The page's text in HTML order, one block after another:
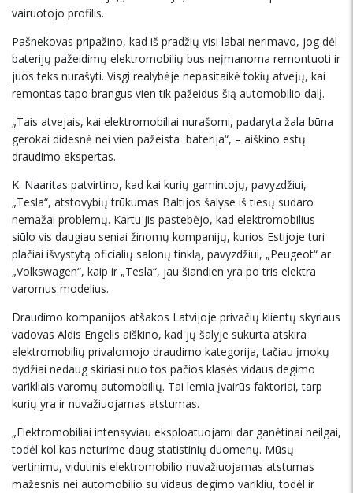
vairuotojo profilis.
Pašnekovas pripažino, kad iš pradžių visi labai nerimavo, jog dėl
baterijų pažeidimų elektromobilių bus neįmanoma remontuoti ir
juos teks nurašyti. Visgi realybėje nepasitaikė tokių atvejų, kai
remontas tapo brangus vien tik pažeidus šią automobilio dalį.
„Tais atvejais, kai elektromobiliai nurašomi, padaryta žala būna
gerokai didesnė nei vien pažeista baterija“, – aiškino estų
draudimo ekspertas.
K. Naaritas patvirtino, kad kai kurių gamintojų, pavyzdžiui,
„Tesla“, atstovybių trūkumas Baltijos šalyse iš tiesų sudaro
nemažai problemų. Kartu jis pastebėjo, kad elektromobilius
siūlo vis daugiau seniai žinomų kompanijų, kurios Estijoje turi
plačiai išvystytą oficialių salonų tinklą, pavyzdžiui, „Peugeot“ ar
„Volkswagen“, kaip ir „Tesla“, jau šiandien yra po tris elektra
varomus modelius.
Draudimo kompanijos atšakos Latvijoje privačių klientų skyriaus
vadovas Aldis Engelis aiškino, kad jų šalyje sukurta atskira
elektromobilių privalomojo draudimo kategorija, tačiau įmokų
dydžiai nedaug skiriasi nuo tos pačios klasės vidaus degimo
varikliais varomų automobilių. Tai lemia įvairūs faktoriai, tarp
kurių yra ir nuvažiuojamas atstumas.
„Elektromobiliai intensyviau eksploatuojami dar ganėtinai neilgai,
todėl kol kas neturime daug statistinių duomenų. Mūsų
vertinimu, vidutinis elektromobilio nuvažiuojamas atstumas
mažesnis nei automobilio su vidaus degimo varikliu, todėl ir